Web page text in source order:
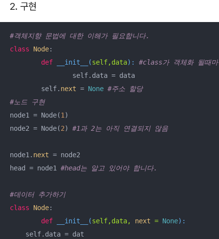
2. 구현
#객체지향 문법에 대한 이해가 필요합니다.
class
Node:
def
__init__ (self,data):
#class가 객체화 될때마
        self.
next = None #주소 할당
#노드 구현
node1 = Node(1 )
node2 = Node(2) #1과 2는 아직 연결되지 않음
node1. next = node2
head = node1 #head는 알고 있어야 합니다.
#데이터 추가하기
class
Node:
def
__init__ (self,data, next = None):
    self.data = dat